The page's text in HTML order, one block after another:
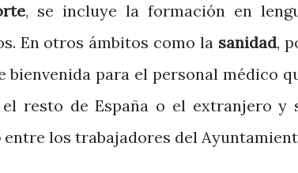
, se incluye la formación en
En otros ámbitos como la sanidad,
bienvenida para el personal médico
resto de España o el extranjero y
entre los trabajadores del